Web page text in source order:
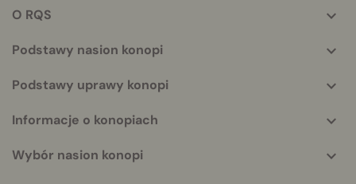
info
O RQS
Podstawy nasion konopi
Podstawy uprawy konopi
Informacje o konopiach
Wybór nasion konopi